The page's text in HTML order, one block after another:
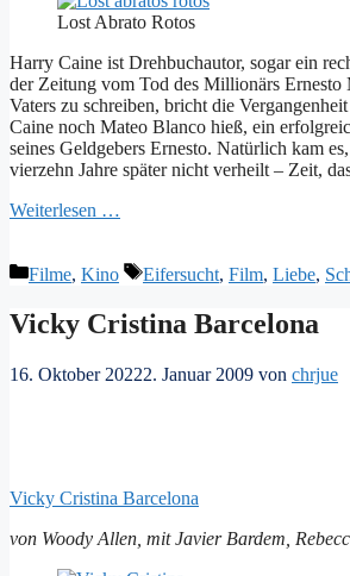
Lost Abrato Rotos
Harry Caine ist Drehbuchautor, sogar ein
der Zeitung vom Tod des Millionärs Ernesto
Vaters zu schreiben, bricht die
Caine noch Mateo Blanco hieß, ein
seines Geldgebers Ernesto. Natürlich kam
vierzehn Jahre später nicht verheilt – Zeit,
Weiterlesen …
Kategorien
Filme, Kino Schlagwörter
Eifersucht, Film, Liebe,
Vicky Cristina Barcelona
16. Oktober 20222. Januar 2009 von chrjue
Vicky Cristina Barcelona
von Woody Allen, mit Javier Bardem,